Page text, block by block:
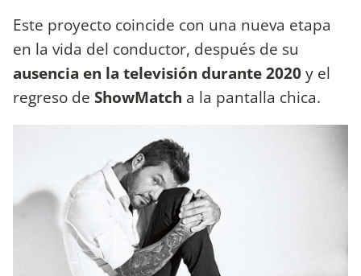
Este proyecto coincide con una nueva etapa
en la vida del conductor, después de su
ausencia en la televisión durante 2020y el
regreso de ShowMatch a la pantalla chica.